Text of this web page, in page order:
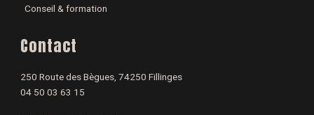
Conseil & formation
Contact
250 Route des Bègues, 74250 Fillinges
04 50 03 63 15